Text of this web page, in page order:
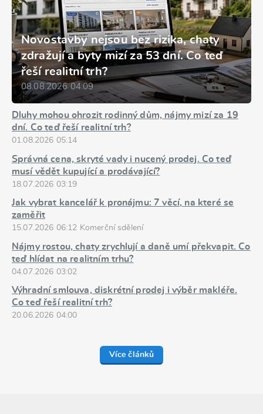
Novostavby nejsou bez rizika, chaty
zdražují a byty mizí za 53 dní. Co teď
řeší realitní trh?
08.08.2026 04:09
Dluhy mohou ohrozit rodinný dům, nájmy mizí za 19
dní. Co teď řeší realitní trh?
01.08.2026 05:14
Správná cena, skryté vady i nucený prodej. Co teď
musí vědět kupující a prodávající?
18.07.2026 03:19
Jak vybrat kancelář k pronájmu: 7 věcí, na které se
zaměřit
15.07.2026 06:12 Komerční sdělení
Nájmy rostou, chaty zrychlují a daně umí překvapit. Co
teď hlídat na realitním trhu?
04.07.2026 03:02
Výhradní smlouva, diskrétní prodej i výběr makléře.
Co teď řeší realitní trh?
20.06.2026 04:00
Více článků